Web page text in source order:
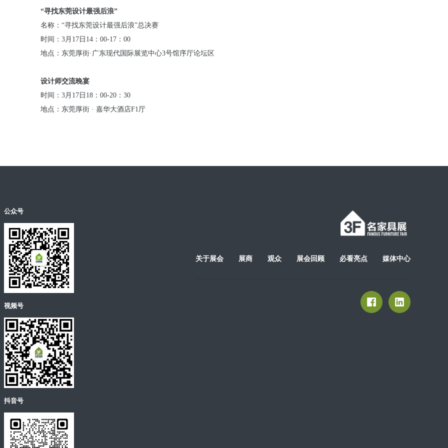
“寻找东莞设计最强后浪”
名称： “寻找东莞设计最强后浪”总决赛
时间： 3月17日14：00-17：00
地点：东莞厚街·广东现代国际展览中心3号馆序厅论坛区
设计师交流晚宴
时间： 3月17日18：00-20：30
地点：东莞厚街 · 嘉华大酒店F1厅
关于展会 展商 观众 展会回顾 必看亮点 媒体中心
公众号
视频号
抖音号